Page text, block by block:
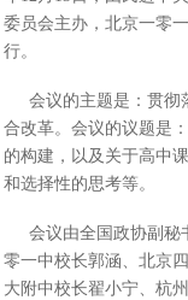
委员会主办，北京一零
行。
会议的主题是：贯彻
合改革。会议的议题是
的构建，以及关于高中
和选择性的思考等。
会议由全国政协副秘
零一中校长郭涵、北京
大附中校长翟小宁、杭